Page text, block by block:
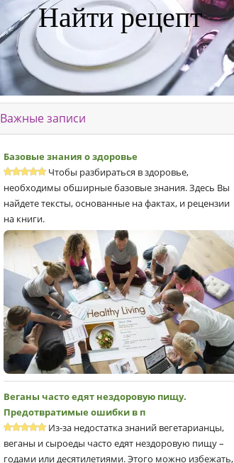
Найти рецепт
Важные записи
Базовые знания о здоровье
Чтобы разбираться в здоровье,
необходимы обширные базовые знания. Здесь Вы
найдете тексты, основанные на фактах, и рецензии
на книги.
Веганы часто едят нездоровую пищу.
Предотвратимые ошибки в п
Из-за недостатка знаний вегетарианцы,
веганы и сыроеды часто едят нездоровую пищу –
годами или десятилетиями. Этого можно избежать,